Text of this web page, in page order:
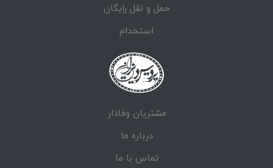
حمل و نقل رایگان
استخدام
مشتریان وفادار
درباره ما
تماس با ما